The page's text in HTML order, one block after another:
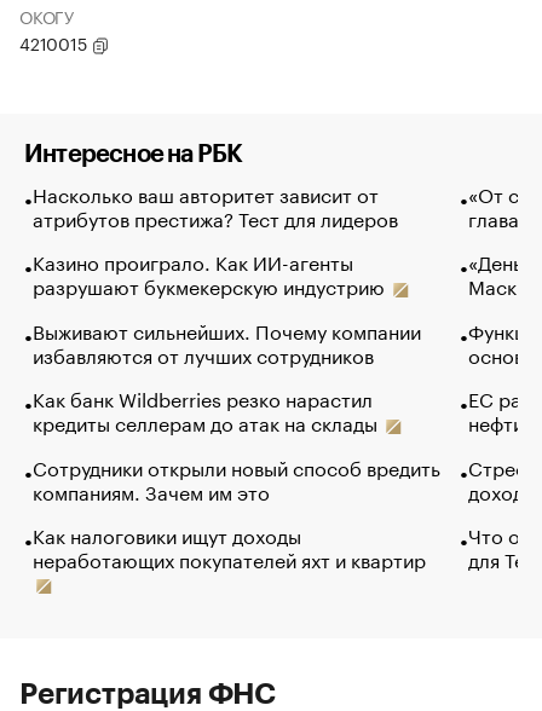
ОКОГУ
4210015
Интересное на РБК
Насколько ваш авторитет зависит от
атрибутов престижа? Тест для лидеров
Казино проиграло. Как ИИ-агенты
разрушают букмекерскую индустрию
Выживают сильнейших. Почему компании
избавляются от лучших сотрудников
Как банк Wildberries резко нарастил
кредиты селлерам до атак на склады
Сотрудники открыли новый способ вредить
компаниям. Зачем им это
Как налоговики ищут доходы
неработающих покупателей яхт и квартир
«От
глава
Маск в
основ
ЕС
нефти
Что
для
Регистрация ФНС